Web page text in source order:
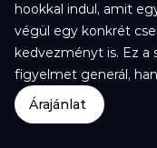
hookkal indul, amit
végül egy konkrét
kedvezményt is. Ez a
figyelmet generál,
Árajánlat